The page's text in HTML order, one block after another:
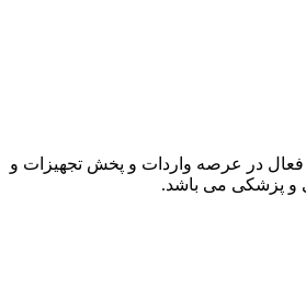
در عرصه واردات و پخش تجھیزات و
و پزشکی می باشد.